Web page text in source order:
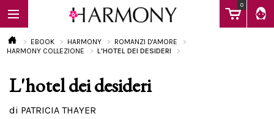
0
EBOOK
EBOOK HARMONY
ROMANZI D'AMORE
HARMONY COLLEZIONE
L'HOTEL DEI DESIDERI
L'hotel dei desideri
di PATRICIA THAYER